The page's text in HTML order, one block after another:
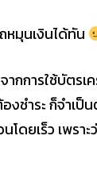
หมุนเงินได้ทัน
กการใช้บัตรเ
ชำระ ก็จำเ
โดยเร็ว เพรา